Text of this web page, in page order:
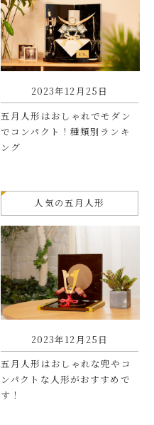
2023年12月25日
五月人形はおしゃれでモダン
でコンパクト！種類別ランキ
ング
人気の五月人形
2023年12月25日
五月人形はおしゃれな兜やコ
ンパクトな人形がおすすめで
す！